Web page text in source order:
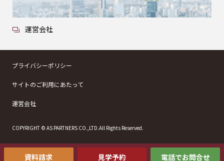
資料請求 見学予約 電話でお問合せ
運営会社
プライバシーポリシー
サイトのご利用にあたって
運営会社
COPYRIGHT © AS PARTNERS CO.,LTD.All Rights Reserved.